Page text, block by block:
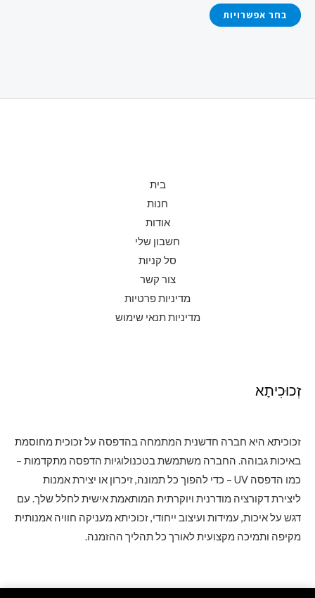
בחר אפשרויות
בעמוד
בית
חנות
אודות
חשבון שלי
סל קניות
צור קשר
מדיניות פרטיות
מדיניות תנאי שימוש
זְכוּכִיתָא
זכוכיתא היא חברה חדשנית המתמחה בהדפסה על זכוכית מחוסמת
באיכות גבוהה. החברה משתמשת בטכנולוגיות הדפסה מתקדמות –
כמו הדפסה UV – כדי להפוך כל תמונה, זיכרון או יצירת אמנות
ליצירת דקורציה מודרנית ויוקרתית המותאמת אישית לחלל שלך. עם
דגש על איכות, עמידות ועיצוב ייחודי, זכוכיתא מעניקה חוויה אמנותית
מקיפה ותמיכה מקצועית לאורך כל תהליך ההזמנה.